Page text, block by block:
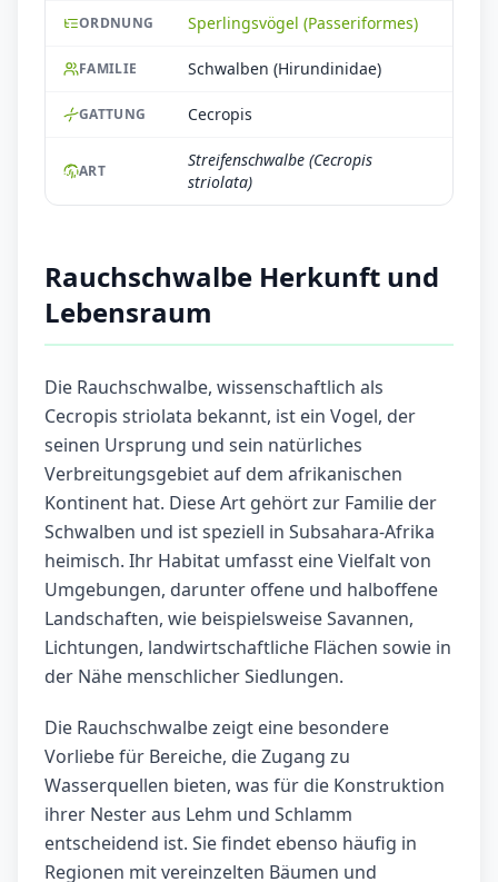
ORDNUNG Sperlingsvögel (Passeriformes)
FAMILIE Schwalben (Hirundinidae)
GATTUNG Cecropis
ART
Streifenschwalbe (Cecropis
striolata)
Rauchschwalbe Herkunft und
Lebensraum
Die Rauchschwalbe, wissenschaftlich als
Cecropis striolata bekannt, ist ein Vogel, der
seinen Ursprung und sein natürliches
Verbreitungsgebiet auf dem afrikanischen
Kontinent hat. Diese Art gehört zur Familie der
Schwalben und ist speziell in Subsahara-Afrika
heimisch. Ihr Habitat umfasst eine Vielfalt von
Umgebungen, darunter offene und halboffene
Landschaften, wie beispielsweise Savannen,
Lichtungen, landwirtschaftliche Flächen sowie in
der Nähe menschlicher Siedlungen.
Die Rauchschwalbe zeigt eine besondere
Vorliebe für Bereiche, die Zugang zu
Wasserquellen bieten, was für die Konstruktion
ihrer Nester aus Lehm und Schlamm
entscheidend ist. Sie findet ebenso häufig in
Regionen mit vereinzelten Bäumen und